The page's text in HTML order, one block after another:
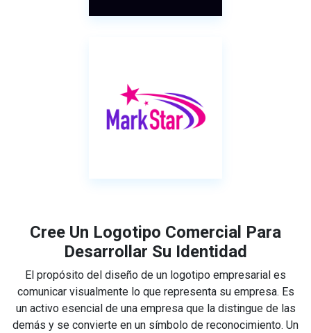
Cree Un Logotipo Comercial Para
Desarrollar Su Identidad
El propósito del diseño de un logotipo empresarial es
comunicar visualmente lo que representa su empresa. Es
un activo esencial de una empresa que la distingue de las
demás y se convierte en un símbolo de reconocimiento. Un